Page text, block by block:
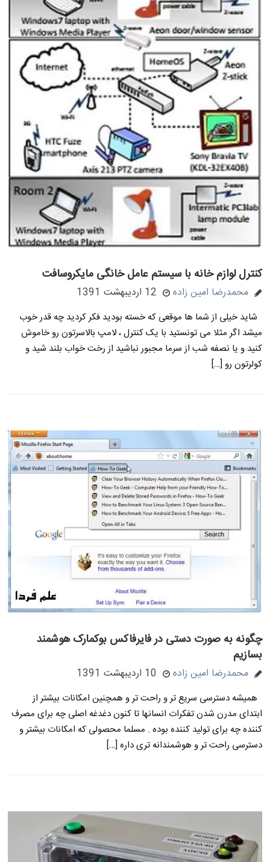
کنترل لوازم خانه با سیستم عامل خانگی مایکروسافت
محمدرضا امین زاده 12 اردیبهشت 1391
شاید خیلی از شما ها موقعی که خسته بودید فکر کردید چه قدر خوب
میشد اگر مثلا می تونستید با یک کنترل ، لامپ بالاسرتون رو خاموش
کنید و یا نصفه شب از سرما مجبور نباشید از رخت خواب بلند شید و
کولرتون رو […]
چگونه به صورت دستی در فایرفاکس بوکمارک هوشمند
بسازیم
محمدرضا امین زاده 10 اردیبهشت 1391
همیشه دسترسی سریع تر و راحت تر و همچنین امکانات بیشتر از
ابتدای مدرن شدن تفکرات انسانها تا کنون دغدغه اصلی چه برای مصرف
کننده چه برای تولید کننده بوده . مسلما محصولی که امکانات بیشتر و
دسترسی راحت تر و هوشمندانه تری داره […]